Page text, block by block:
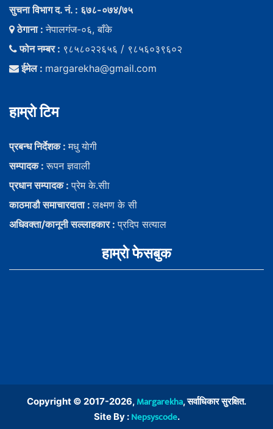
सुचना विभाग द. नं. : ६७८-०७४/७५
ठेगाना :नेपालगंज-०६, बाँके
फोन नम्बर : ९८५८०२२६५६ / ९८५६०३९६०२
ईमेल : margarekha@gmail.com
हाम्राे टिम
प्रबन्ध निर्देशक :मधु याेगी
सम्पादक :रूपन ज्ञवाली
प्रधान सम्पादक :प्रेम के.सीा
काठमाडौ समाचारदाता :लक्ष्मण के सी
अधिवक्ता/कानूनी सल्लाहकार :प्रदिप सत्याल
हाम्राे फेसबुक
Copyright © 2017-2026, Margarekha, सर्वाधिकार सुरक्षित.
Site By : Nepsyscode.